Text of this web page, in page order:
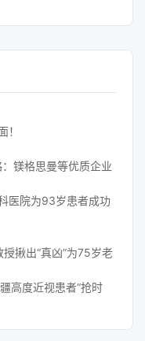
！
镁格思曼等优质企业
医院为93岁患者成功
揪出“真凶”为75岁老
高度近视患者“抢时